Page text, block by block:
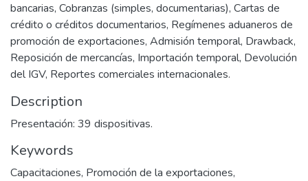
bancarias, Cobranzas (simples, documentarias), Cartas de
crédito o créditos documentarios, Regímenes aduaneros de
promoción de exportaciones, Admisión temporal, Drawback,
Reposición de mercancías, Importación temporal, Devolución
del IGV, Reportes comerciales internacionales.
Description
Presentación: 39 dispositivas.
Keywords
Capacitaciones, Promoción de la exportaciones,